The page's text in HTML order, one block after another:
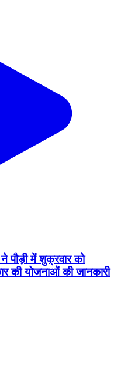
पौड़ी में शुक्रवार को
की योजनाओं की जानकारी